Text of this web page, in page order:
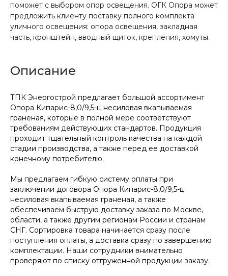
поможет с выбором опор освещения. ОГК Опора может
предложить клиенту поставку полного комплекта
уличного освещения: опора освещения, закладная
часть, кронштейн, вводный щиток, крепления, хомуты.
Описание
ТПК Энергострой предлагает большой ассортимент
Опора Кипарис-8,0/9,5-ц несиловая вкапываемая
граненая, которые в полной мере соответствуют
требованиям действующих стандартов. Продукция
проходит тщательный контроль качества на каждой
стадии производства, а также перед ее доставкой
конечному потребителю.
Мы предлагаем гибкую систему оплаты при
заключении договора Опора Кипарис-8,0/9,5-ц
несиловая вкапываемая граненая, а также
обеспечиваем быструю доставку заказа по Москве,
области, а также другим регионам России и странам
СНГ. Сортировка товара начинается сразу после
поступления оплаты, а доставка сразу по завершению
комплектации. Наши сотрудники внимательно
проверяют по списку отгруженной продукции заказу.